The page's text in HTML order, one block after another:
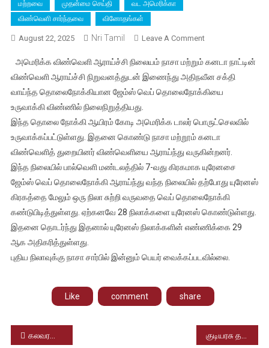
மற்றவை
முதன்மை செய்தி
வட அமெரிக்கா
விண்வெளி சார்ந்தவை
வினோதங்கள்
August 22, 2025 Nri Tamil Leave A CommentOn
கிரகத்தில்
புதிய
நிலா;
நாசா
விஞ்ஞானிகள்
புதிய
அமெரிக்க விண்வெளி ஆராய்ச்சி நிலையம் நாசா மற்றும் கனடா நாட்டின்
விண்வெளி ஆராய்ச்சி நிறுவனத்துடன் இணைந்து அதிநவீன சக்தி
வாய்ந்த தொலைநோக்கியான ஜேம்ஸ் வெப் தொலைநோக்கியை
உருவாக்கி விண்ணில் நிலைநிறுத்தியது.
இந்த தொலை நோக்கி ஆயிரம் கோடி அமெரிக்க டாலர் பொருட்செலவில்
உருவாக்கப்பட்டுள்ளது. இதனை கொண்டு நாசா மற்றூம் கனடா
விண்வெளித் துறையினர் விண்வெளியை ஆராய்ந்து வருகின்றனர்.
இந்த நிலையில் பால்வெளி மண்டலத்தில் 7-வது கிரகமாக யுரேனசை
ஜேம்ஸ் வெப் தொலைநோக்கி ஆராய்ந்து வந்த நிலையில் தற்போது யுரேனஸ்
கிரகத்தை மேலும் ஒரு நிலா சுற்றி வருவதை வெப் தொலைநோக்கி
கண்டுபிடித்துள்ளது. ஏற்கனவே 28 நிலாக்களை யுரேனஸ் கொண்டுள்ளது.
இதனை தொடர்ந்து இதனால் யுரேனஸ் நிலாக்களின் எண்ணிக்கை 29
ஆக அதிகரித்துள்ளது.
புதிய நிலாவுக்கு நாசா சார்பில் இன்னும் பெயர் வைக்கப்படவில்லை.
Like comment share
Post
கலவரமான கால்பந்து ஆட்டம்; அர்ஜென்டினா நாட்டில் நடந்த துயரம், 3பேர் உயிரிழப்பு